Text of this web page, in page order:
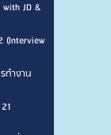
JD &
ทำงาน